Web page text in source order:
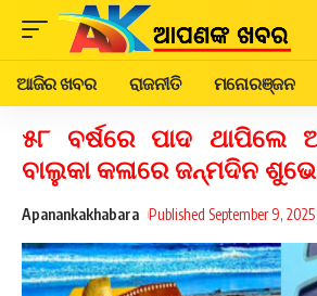
ଆଜିର ଖବର ରାଜନୀତି ମନୋରଞ୍ଜନ
୫୮ ବର୍ଷରେ ପାଦ ଥାପିଲେ
ବାଲୁକା କଳାରେ ଜନ୍ମଦିନ
Apanankakhabara Published September 9, 2025